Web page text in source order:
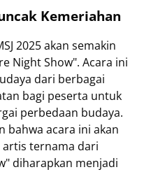
Kemeriahan
2025 akan semakin
Night Show". Acara ini
dari berbagai
bagi peserta untuk
perbedaan budaya.
bahwa acara ini akan
ternama dari
diharapkan menjadi